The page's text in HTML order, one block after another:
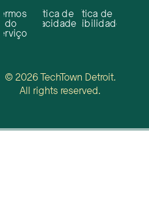
Termos
do
serviço
Política de
privacidade
Política de
acessibilidade
© 2026 TechTown Detroit.
All rights reserved.